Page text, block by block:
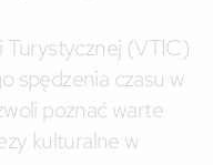
(VTIC)
spędzenia czasu w
poznać warte
kulturalne w